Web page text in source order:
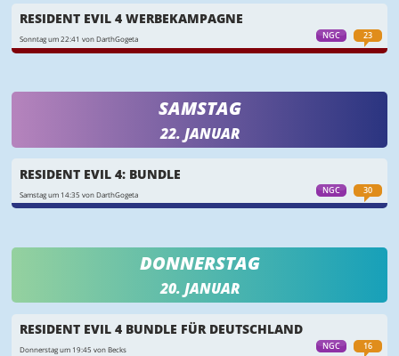
NGC 23
RESIDENT EVIL 4 WERBEKAMPAGNE
Sonntag um 22:41 von DarthGogeta
SAMSTAG
22. JANUAR
NGC 30
RESIDENT EVIL 4: BUNDLE
Samstag um 14:35 von DarthGogeta
DONNERSTAG
20. JANUAR
NGC 16
RESIDENT EVIL 4 BUNDLE FÜR DEUTSCHLAND
Donnerstag um 19:45 von Becks